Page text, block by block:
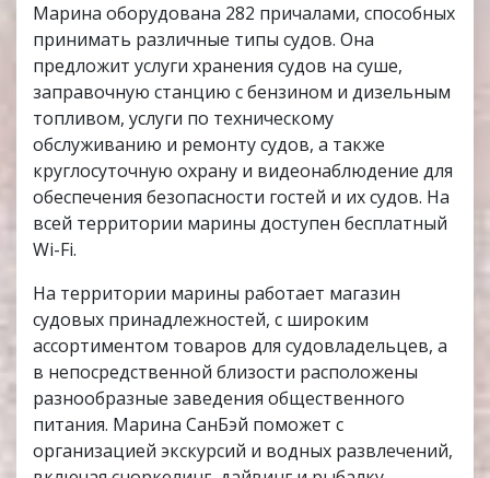
Марина оборудована 282 причалами, способных
принимать различные типы судов. Она
предложит услуги хранения судов на суше,
заправочную станцию с бензином и дизельным
топливом, услуги по техническому
обслуживанию и ремонту судов, а также
круглосуточную охрану и видеонаблюдение для
обеспечения безопасности гостей и их судов. На
всей территории марины доступен бесплатный
Wi-Fi.
На территории марины работает магазин
судовых принадлежностей, с широким
ассортиментом товаров для судовладельцев, а
в непосредственной близости расположены
разнообразные заведения общественного
питания. Марина СанБэй поможет с
организацией экскурсий и водных развлечений,